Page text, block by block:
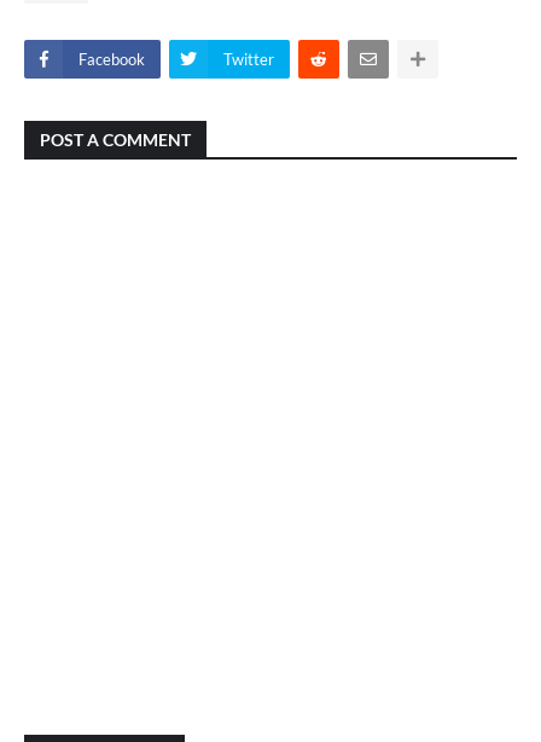
Facebook Twitter
POST A COMMENT